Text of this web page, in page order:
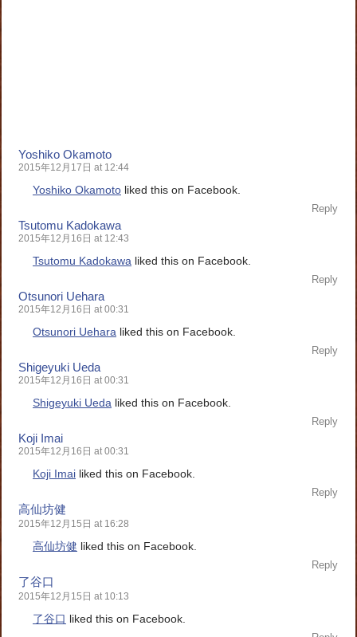
Yoshiko Okamoto
2015年12月17日 at 12:44
Yoshiko Okamoto liked this on Facebook.
Reply
Tsutomu Kadokawa
2015年12月16日 at 12:43
Tsutomu Kadokawa liked this on Facebook.
Reply
Otsunori Uehara
2015年12月16日 at 00:31
Otsunori Uehara liked this on Facebook.
Reply
Shigeyuki Ueda
2015年12月16日 at 00:31
Shigeyuki Ueda liked this on Facebook.
Reply
Koji Imai
2015年12月16日 at 00:31
Koji Imai liked this on Facebook.
Reply
高仙坊健
2015年12月15日 at 16:28
高仙坊健 liked this on Facebook.
Reply
了谷口
2015年12月15日 at 10:13
了谷口 liked this on Facebook.